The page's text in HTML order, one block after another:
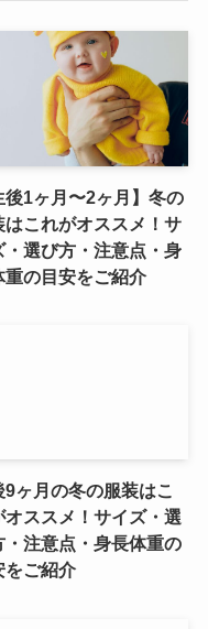
後1ヶ月〜2ヶ月】冬の
はこれがオススメ！サ
・選び方・注意点・身
重の目安をご紹介
9ヶ月の冬の服装はこ
オススメ！サイズ・選
・注意点・身長体重の
をご紹介